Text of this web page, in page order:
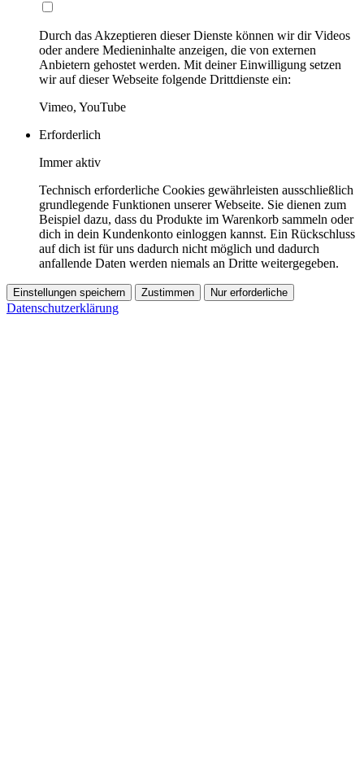
Durch das Akzeptieren dieser Dienste können wir dir Videos
oder andere Medieninhalte anzeigen, die von externen
Anbietern gehostet werden. Mit deiner Einwilligung setzen
wir auf dieser Webseite folgende Drittdienste ein:
Vimeo, YouTube
Erforderlich
Immer aktiv
Technisch erforderliche Cookies gewährleisten ausschließlich
grundlegende Funktionen unserer Webseite. Sie dienen zum
Beispiel dazu, dass du Produkte im Warenkorb sammeln oder
dich in dein Kundenkonto einloggen kannst. Ein Rückschluss
auf dich ist für uns dadurch nicht möglich und dadurch
anfallende Daten werden niemals an Dritte weitergegeben.
Einstellungen speichern Zustimmen Nur erforderliche
Datenschutzerklärung